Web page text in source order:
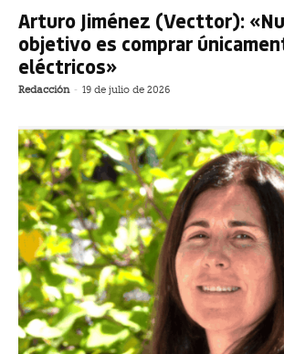
Arturo Jiménez (Vecttor):
objetivo es comprar
eléctricos»
Redacción - 19 de julio de 2026